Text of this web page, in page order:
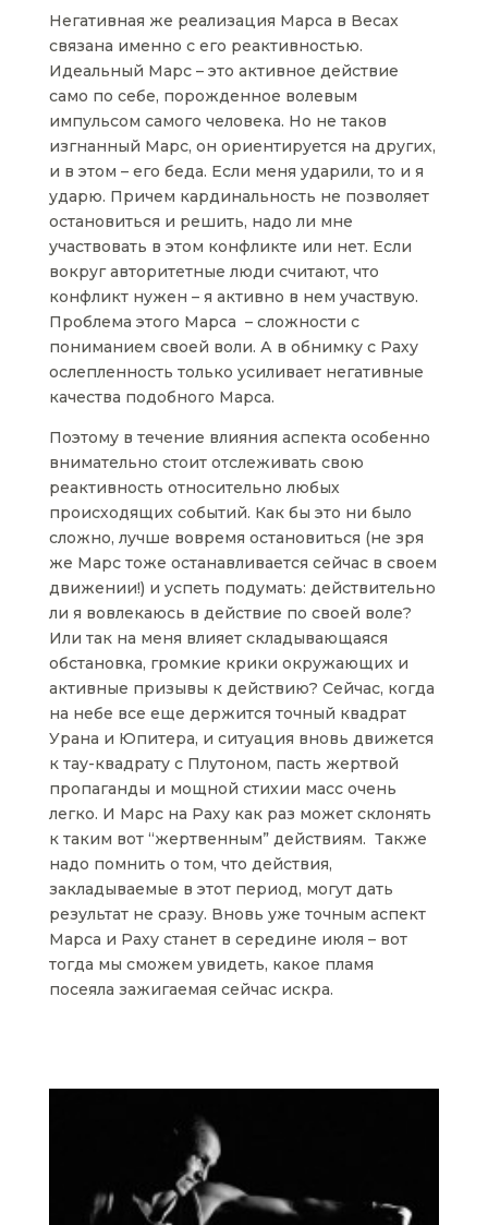
Негативная же реализация Марса в Весах
связана именно с его реактивностью.
Идеальный Марс – это активное действие
само по себе, порожденное волевым
импульсом самого человека. Но не таков
изгнанный Марс, он ориентируется на других,
и в этом – его беда. Если меня ударили, то и я
ударю. Причем кардинальность не позволяет
остановиться и решить, надо ли мне
участвовать в этом конфликте или нет. Если
вокруг авторитетные люди считают, что
конфликт нужен – я активно в нем участвую.
Проблема этого Марса – сложности с
пониманием своей воли. А в обнимку с Раху
ослепленность только усиливает негативные
качества подобного Марса.
Поэтому в течение влияния аспекта особенно
внимательно стоит отслеживать свою
реактивность относительно любых
происходящих событий. Как бы это ни было
сложно, лучше вовремя остановиться (не зря
же Марс тоже останавливается сейчас в своем
движении!) и успеть подумать: действительно
ли я вовлекаюсь в действие по своей воле?
Или так на меня влияет складывающаяся
обстановка, громкие крики окружающих и
активные призывы к действию? Сейчас, когда
на небе все еще держится точный квадрат
Урана и Юпитера, и ситуация вновь движется
к тау-квадрату с Плутоном, пасть жертвой
пропаганды и мощной стихии масс очень
легко. И Марс на Раху как раз может склонять
к таким вот “жертвенным” действиям. Также
надо помнить о том, что действия,
закладываемые в этот период, могут дать
результат не сразу. Вновь уже точным аспект
Марса и Раху станет в середине июля – вот
тогда мы сможем увидеть, какое пламя
посеяла зажигаемая сейчас искра.